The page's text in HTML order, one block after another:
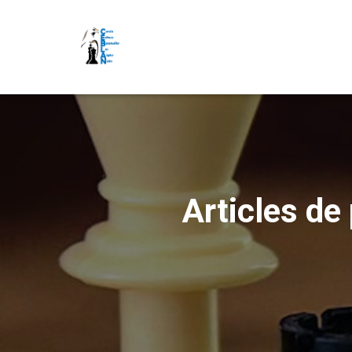
Articles de